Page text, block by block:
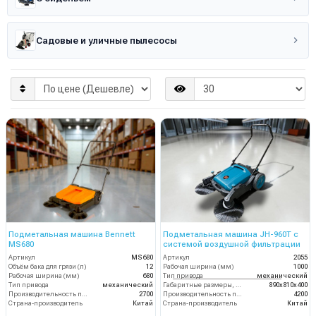
Садовые и уличные пылесосы
Подметальная машина Bennett
MS680
Артикул
MS680
Объём бака для грязи (л)
12
Рабочая ширина (мм)
680
Тип привода
механический
2700
Страна-производитель
Китай
Подметальная машина JH-960T с
системой воздушной фильтрации
Артикул
2055
Рабочая ширина (мм)
1000
Тип привода
механический
890х810х400
4200
Страна-производитель
Китай